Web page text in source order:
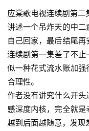
应棠歌电视连续剧第二
讲述一个吊炸天的中
自己回家，最后结尾
连续剧第一集差了不
似一种花式流水账加
合理性。
作者没有讲究什么开
感深度内核，完全就是
越到后面越随意，发现